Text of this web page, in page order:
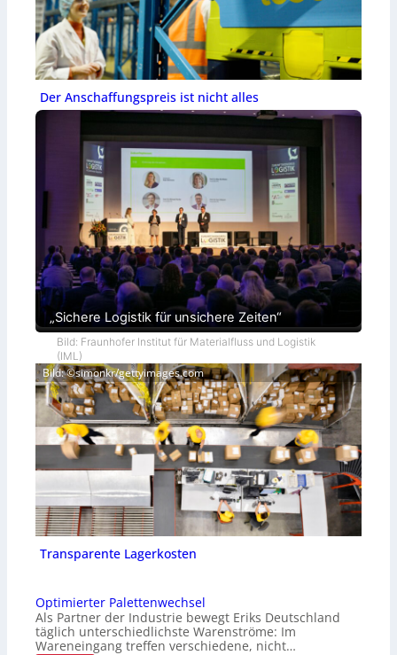
Der Anschaffungspreis ist nicht alles
„Sichere Logistik für unsichere Zeiten“
Bild: Fraunhofer Institut für Materialfluss und Logistik
(IML)
Bild: ©simonkr/gettyimages.com
Transparente Lagerkosten
Optimierter Palettenwechsel
Als Partner der Industrie bewegt Eriks Deutschland
täglich unterschiedlichste Warenströme: Im
Wareneingang treffen verschiedene, nicht…